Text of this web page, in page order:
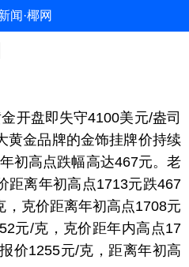
闻·椰网
开盘即失守4100美元/盎司
黄金品牌的金饰挂牌价持续
初高点跌幅高达467元。老
距离年初高点1713元跌467
，克价距离年初高点1708元
元/克，克价距年内高点17
价1255元/克，距离年初高